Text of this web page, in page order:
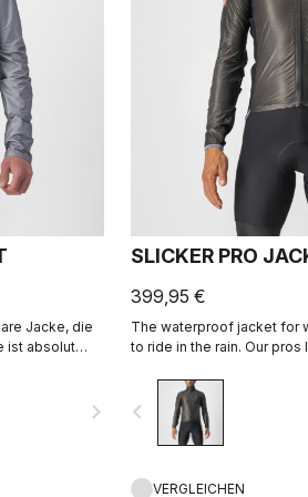
Jacke, die
ist absolut
oder wenn
Schutz
navigate_next
SLICKER PRO
399,95 €
The waterproof jacket for
to ride in the rain. Our
pockets. All this and it
pocket.
navigate_before
VERGLEICHEN